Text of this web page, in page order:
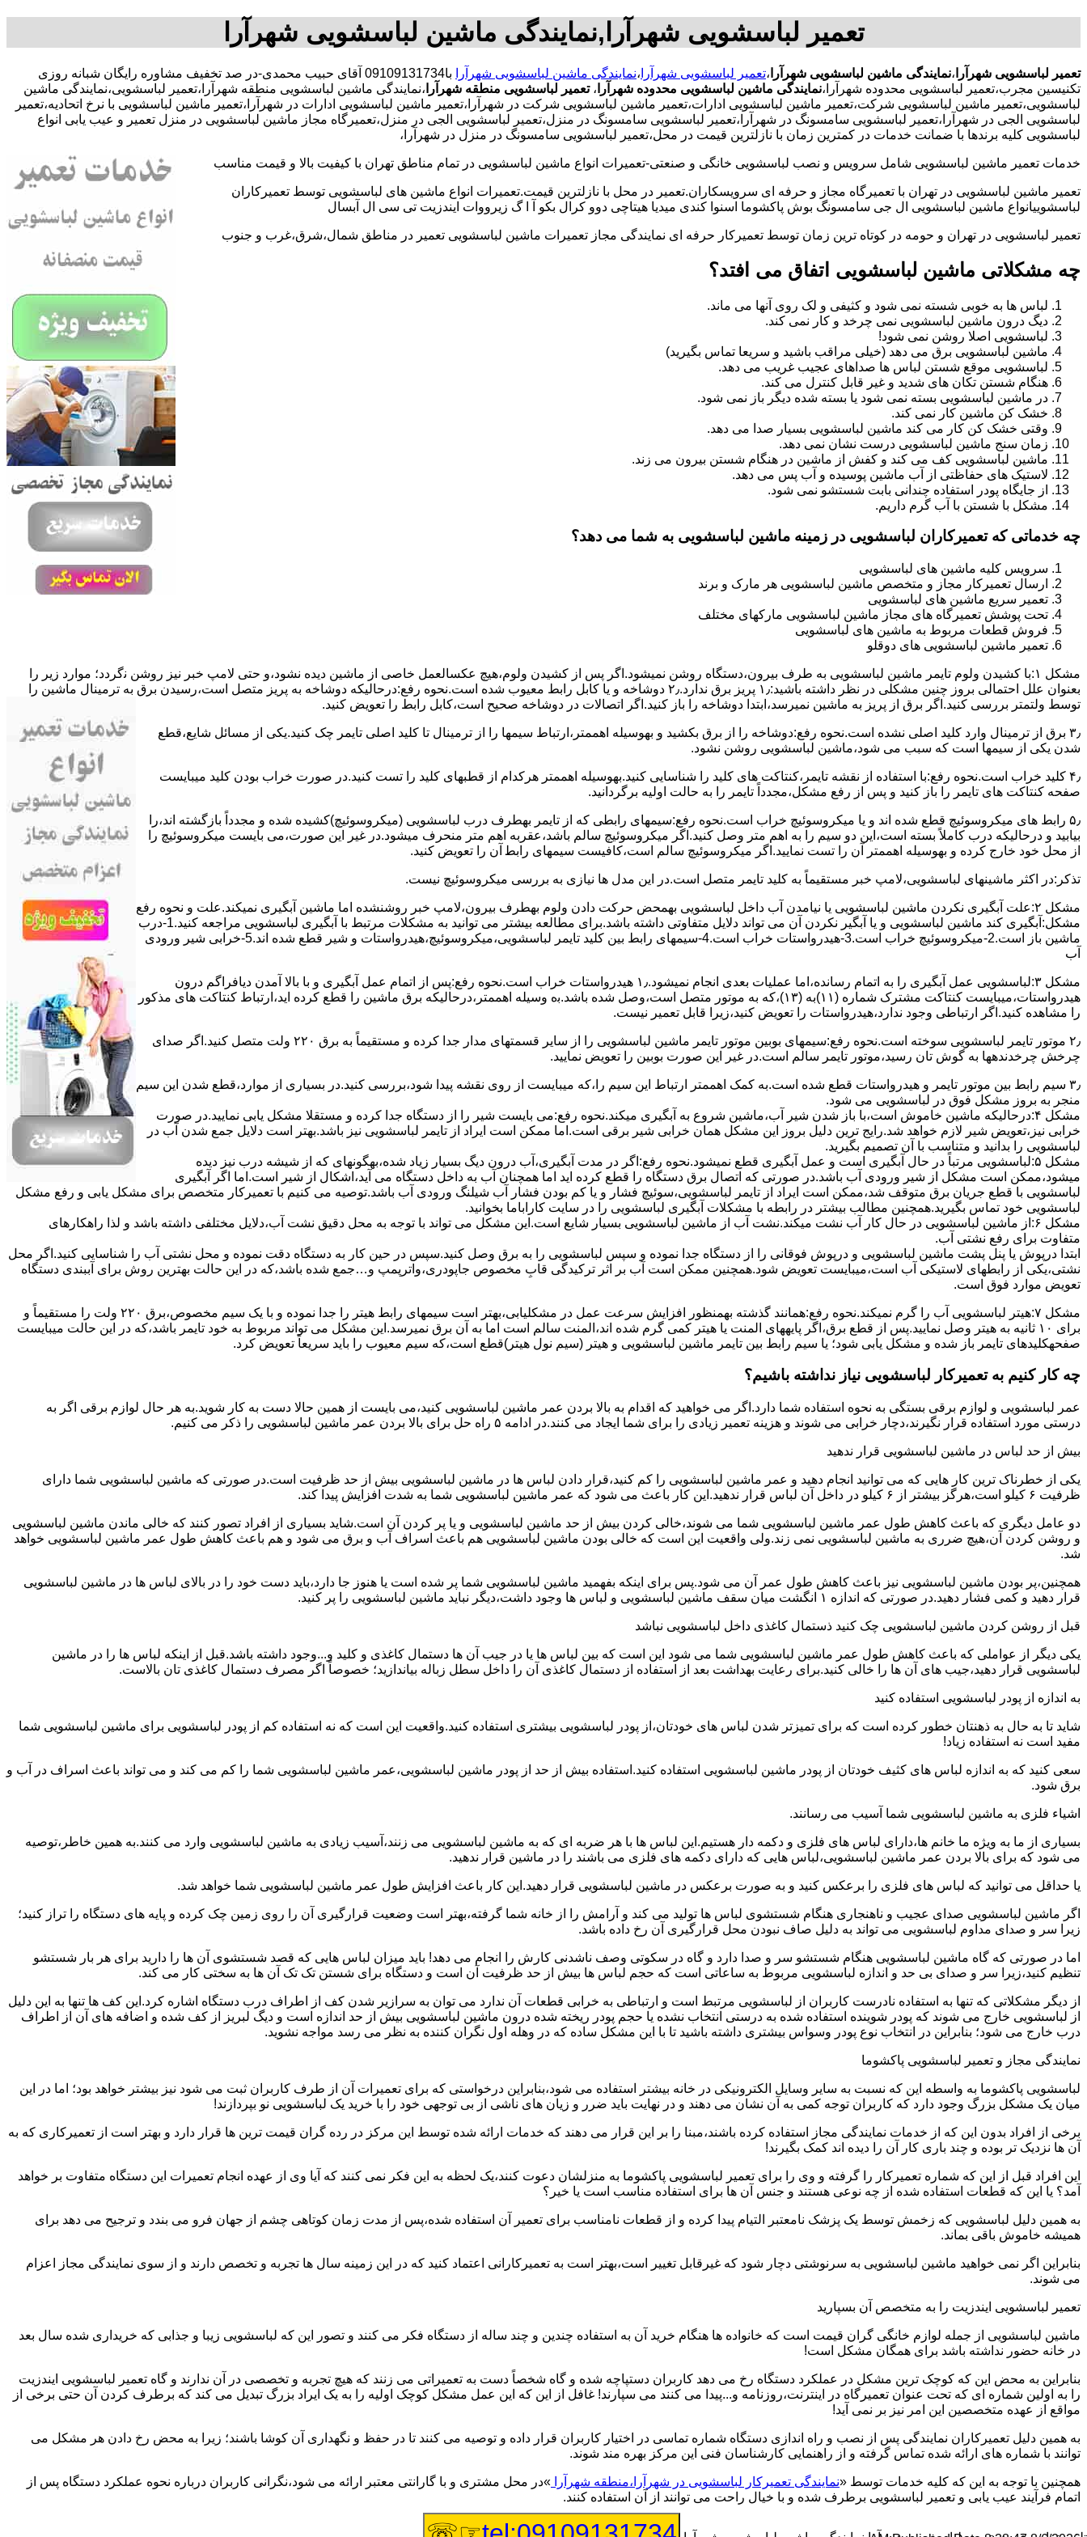
تعمیر لباسشویی شهرآرا,نمایندگی ماشین لباسشویی شهرآرا
تعمیر لباسشویی شهرآرا ،نمایندگی ماشین لباسشویی شهرآرا ،تعمیر لباسشویی شهرآرا ،نمایندگی ماشین لباسشویی شهرآرا
با09109131734 آقای حبیب محمدی-در صد تخفیف مشاوره رایگان شبانه روزی
تکنیسین مجرب،تعمیر لباسشویی محدوده شهرآرا،نمایندگی ماشین لباسشویی محدوده شهرآرا ، تعمیر لباسشویی منطقه شهرآرا ،نمایندگی ماشین لباسشویی منطقه شهرآرا،تعمیر لباسشویی،نمایندگی ماشین
لباسشویی،تعمیر ماشین لباسشویی شرکت،تعمیر ماشین لباسشویی ادارات،تعمیر ماشین لباسشویی شرکت در شهرآرا،تعمیر ماشین لباسشویی ادارات در شهرآرا،تعمیر ماشین لباسشویی با نرخ اتحادیه،تعمیر
لباسشویی الجی در شهرآرا،تعمیر لباسشویی سامسونگ در شهرآرا،تعمیر لباسشویی سامسونگ در منزل،تعمیر لباسشویی الجی در منزل،تعمیرگاه مجاز ماشین لباسشویی در منزل تعمیر و عیب یابی انواع
لباسشویی کلیه برندها با ضمانت خدمات در کمترین زمان با نازلترین قیمت در محل،تعمیر لباسشویی سامسونگ در منزل در شهرآرا،
خدمات تعمیر ماشین لباسشویی شامل سرویس و نصب لباسشویی خانگی و صنعتی-تعمیرات انواع ماشین لباسشویی در تمام مناطق تهران با کیفیت بالا و قیمت مناسب
تعمیر ماشین لباسشویی در تهران با تعمیرگاه مجاز و حرفه ای سرویسکاران.تعمیر در محل با نازلترین قیمت.تعمیرات انواع ماشین های لباسشویی توسط تعمیرکاران
لباسشوییانواع ماشین لباسشویی ال جی سامسونگ بوش پاکشوما اسنوا کندی میدیا هیتاچی دوو کرال بکو آ ا گ زیرووات ایندزیت تی سی ال آبسال
تعمیر لباسشویی در تهران و حومه در کوتاه ترین زمان توسط تعمیرکار حرفه ای نمایندگی مجاز تعمیرات ماشین لباسشویی تعمیر در مناطق شمال،شرق،غرب و جنوب
چه مشکلاتی ماشین لباسشویی اتفاق می افتد؟
لباس ها به خوبی شسته نمی شود و کثیفی و لک روی آنها می ماند.
دیگ درون ماشین لباسشویی نمی چرخد و کار نمی کند.
لباسشویی اصلا روشن نمی شود!
ماشین لباسشویی برق می دهد (خیلی مراقب باشید و سریعا تماس بگیرید)
لباسشویی موقع شستن لباس ها صداهای عجیب غریب می دهد.
هنگام شستن تکان های شدید و غیر قابل کنترل می کند.
در ماشین لباسشویی بسته نمی شود یا بسته شده دیگر باز نمی شود.
خشک کن ماشین کار نمی کند.
وقتی خشک کن کار می کند ماشین لباسشویی بسیار صدا می دهد.
زمان سنج ماشین لباسشویی درست نشان نمی دهد.
ماشین لباسشویی کف می کند و کفش از ماشین در هنگام شستن بیرون می زند.
لاستیک های حفاظتی از آب ماشین پوسیده و آب پس می دهد.
از جایگاه پودر استفاده چندانی بابت شستشو نمی شود.
مشکل با شستن با آب گرم داریم.
چه خدماتی که تعمیرکاران لباسشویی در زمینه ماشین لباسشویی به شما می دهد؟
سرویس کلیه ماشین های لباسشویی
ارسال تعمیرکار مجاز و متخصص ماشین لباسشویی هر مارک و برند
تعمیر سریع ماشین های لباسشویی
تحت پوشش تعمیرگاه های مجاز ماشین لباسشویی مارکهای مختلف
فروش قطعات مربوط به ماشین های لباسشویی
تعمیر ماشین لباسشویی های دوقلو
مشکل ۱:ﺑﺎ ﮐﺸﯿﺪن وﻟﻮم ﺗﺎﯾﻤﺮ ماشین لباسشویی به طرف ﺑﯿﺮون،دستگاه روﺷﻦ نمیشود.اﮔﺮ ﭘﺲ از ﮐﺸﯿﺪن وﻟﻮم،ﻫﯿﭻ عکسالعمل ﺧﺎﺻﯽ از ﻣﺎﺷﯿﻦ دﯾﺪه نشود،و حتی ﻻﻣﭗ ﺧﺒﺮ ﻧﯿﺰ روﺷﻦ ﻧگردد؛ موارد زیر را
بعنوان ﻋﻠﻞ احتمالی بروز چنین مشکلی در نظر داشته باشید:۱٫ ﭘﺮﯾﺰ ﺑﺮق ﻧﺪارد.۲٫ دوﺷﺎﺧﻪ و ﯾﺎ ﮐﺎﺑﻞ راﺑﻂ ﻣﻌﯿﻮب ﺷﺪه است.نحوه رفع:درحالیکه دوﺷﺎﺧﻪ ﺑﻪ ﭘﺮﯾﺰ ﻣﺘﺼﻞ اﺳﺖ،رﺳﯿﺪن ﺑﺮق ﺑﻪ ﺗﺮﻣﯿﻨﺎل ﻣﺎﺷﯿﻦ را
ﺗﻮﺳﻂ ولتمتر بررسی ﮐﻨﯿﺪ.اﮔﺮ ﺑﺮق از ﭘﺮﯾﺰ ﺑﻪ ﻣﺎﺷﯿﻦ نمیرسد،اﺑﺘﺪا دوشاخه را باز کنید.اﮔﺮ اﺗﺼﺎﻻت در دوشاخه ﺻﺤﯿﺢ اﺳﺖ،ﮐﺎﺑﻞ راﺑﻂ را ﺗﻌﻮﯾﺾ کنید.
۳٫ ﺑﺮق از ﺗﺮﻣﯿﻨﺎل وارد ﮐﻠﯿﺪ اﺻﻠﯽ ﻧﺸﺪه است.نحوه رﻓﻊ:دوشاخه را از ﺑﺮق بکشید و بهوسیله اهممتر،ارﺗﺒﺎط سیمها را از ﺗﺮﻣﯿﻨﺎل ﺗﺎ ﮐﻠﯿﺪ اﺻﻠﯽ ﺗﺎﯾﻤﺮ چک کنید.یکی از مسائل شایع،ﻗﻄﻊ
شدن ﯾﮑﯽ از سیمها است که سبب می شود،ﻣﺎﺷﯿﻦ لباسشویی روﺷﻦ نشود.
۴٫ ﮐﻠﯿﺪ ﺧﺮاب اﺳﺖ.نحوه رفع:ﺑﺎ اﺳﺘﻔﺎده از ﻧﻘﺸﻪ ﺗﺎﯾﻤﺮ،ﮐﻨﺘﺎﮐﺖ ﻫﺎی ﮐﻠﯿﺪ را ﺷﻨﺎﺳﺎﯾﯽ کنید.بهوسیله اهممتر هرکدام از قطبهای ﮐﻠﯿﺪ را ﺗﺴﺖ ﮐﻨﯿﺪ.در ﺻﻮرت ﺧﺮاب ﺑﻮدن ﮐﻠﯿﺪ میبایست
ﺻﻔﺤﻪ ﮐﻨﺘﺎﮐﺖ ﻫﺎی ﺗﺎﯾﻤﺮ را باز کنید و ﭘﺲ از رﻓﻊ مشکل،مجدداً ﺗﺎﯾﻤﺮ را به حالت اوﻟﯿﻪ برگردانید.
۵٫ رابط های ﻣﯿﮑﺮوﺳﻮﺋﯿﭻ ﻗﻄﻊ شده اند و ﯾﺎ ﻣﯿﮑﺮوﺳﻮﺋﯿﭻ ﺧﺮاب اﺳﺖ.نحوه رفع:سیمهای راﺑﻄﯽ ﮐﻪ از ﺗﺎﯾﻤﺮ بهطرف درب لباسشویی (ﻣﯿﮑﺮوﺳﻮﺋﯿﭻ)کشیده شده و مجدداً بازگشته اند،را
ﺑﯿﺎﺑﯿﺪ و درحالیکه درب کاملاً ﺑﺴﺘﻪ اﺳﺖ،اﯾﻦ دو ﺳﯿﻢ را ﺑﻪ اﻫﻢ ﻣﺘﺮ وصل کنید.اﮔﺮ ﻣﯿﮑﺮوﺳﻮﺋﯿﭻ ﺳﺎﻟﻢ ﺑﺎﺷﺪ،ﻋﻘﺮﺑﻪ اهم متر ﻣﻨﺤﺮف میشود.در ﻏﯿﺮ اﯾﻦ ﺻﻮرت،می بایست ﻣﯿﮑﺮوﺳﻮﺋﯿﭻ را
از ﻣﺤﻞ خود ﺧﺎرج کرده و بهوسیله اهممتر آن را ﺗﺴﺖ ﻧﻤﺎﯾﯿﺪ.اﮔﺮ ﻣﯿﮑﺮوﺳﻮﺋﯿﭻ ﺳﺎﻟﻢ اﺳﺖ،ﮐﺎﻓﯿﺴﺖ سیمهای راﺑﻄ آن را ﺗﻌﻮﯾﺾ کنید.
ﺗﺬﮐﺮ:در اﮐﺜﺮ ماشینهای لباسشویی،ﻻﻣﭗ ﺧﺒﺮ مستقیماً ﺑﻪ ﮐﻠﯿﺪ ﺗﺎﯾﻤﺮ ﻣﺘﺼﻞ اﺳﺖ.در اﯾﻦ مدل ها ﻧﯿﺎزی ﺑﻪ بررسی ﻣﯿﮑﺮوﺳﻮﺋﯿﭻ نیست.
مشکل ۲:علت آبگیری نکردن ماشین لباسشویی یا نیامدن آب داخل لباسشویی بهمحض ﺣﺮﮐﺖ دادن وﻟﻮم بهطرف ﺑﯿﺮون،ﻻﻣﭗ ﺧﺒﺮ روشنشده اﻣﺎ ﻣﺎﺷﯿﻦ آﺑﮕﯿﺮی نمیکند.ﻋﻠﺖ و نحوه رﻓﻊ
مشکل:آبگیری کند ماشین لباسشویی و یا آبگیر نکردن آن می تواند دلایل متفاوتی داشته باشد.برای مطالعه بیشتر می توانید به مشکلات مرتبط با آبگیری لباسشویی مراجعه کنید.1-درب
ﻣﺎﺷﯿﻦ ﺑﺎز اﺳﺖ.2-ﻣﯿﮑﺮوﺳﻮﺋﯿﭻ ﺧﺮاب اﺳﺖ.3-ﻫﯿﺪرواﺳﺘﺎت ﺧﺮاب اﺳﺖ.4-سیمهای راﺑﻂ ﺑﯿﻦ ﮐﻠﯿﺪ ﺗﺎﯾﻤﺮ لباسشویی،ﻣﯿﮑﺮوﺳﻮﺋﯿﭻ،ﻫﯿﺪرواﺳﺘﺎت و ﺷﯿﺮ ﻗﻄﻊ ﺷﺪه اند.5-خرابی شیر ورودی
آب
مشکل ۳:لباسشویی ﻋﻤﻞ آﺑﮕﯿﺮی را ﺑﻪ اﺗﻤﺎم رﺳﺎﻧﺪه،اﻣﺎ ﻋﻤﻠﯿﺎت ﺑﻌﺪی اﻧﺠﺎم نمیشود.۱٫ ﻫﯿﺪرواﺳﺘﺎت ﺧﺮاب اﺳﺖ.نحوه رﻓﻊ:ﭘﺲ از اﺗﻤﺎم عمل آﺑﮕﯿﺮی و ﺑﺎ ﺑﺎﻻ آﻣﺪن دﯾﺎﻓﺮاﮔﻢ درون
ﻫﯿﺪرواﺳﺘﺎت،میبایست ﮐﻨﺘﺎﮐﺖ ﻣﺸﺘﺮک شماره (۱۱)به (۱۳)،ﮐﻪ ﺑﻪ ﻣﻮﺗﻮر ﻣﺘﺼﻞ اﺳﺖ،وﺻﻞ ﺷﺪه ﺑﺎﺷﺪ.ﺑه وسیله اهممتر،درحالیکه ﺑﺮق ﻣﺎﺷﯿﻦ را ﻗﻄﻊ کرده اید،ارﺗﺒﺎط ﮐﻨﺘﺎﮐﺖ ﻫﺎی ﻣﺬﮐﻮر
را ﻣﺸﺎﻫﺪه کنید.اﮔﺮ ارﺗﺒﺎطی وجود ندارد،ﻫﯿﺪرواﺳﺘﺎت را ﺗﻌﻮﯾﺾ ﮐﻨﯿﺪ،زﯾﺮا قابل ﺗﻌﻤﯿﺮ نیست.
۲٫ ﻣﻮﺗﻮر ﺗﺎﯾﻤﺮ لباسشویی ﺳﻮﺧﺘﻪ اﺳﺖ.نحوه رﻓﻊ:سیمهای ﺑﻮﺑﯿﻦ ﻣﻮﺗﻮر ﺗﺎﯾﻤﺮ ماشین لباسشویی را از ﺳﺎﯾﺮ قسمتهای ﻣﺪار ﺟﺪا کرده و مستقیماً ﺑﻪ برق ۲۲۰ وﻟﺖ ﻣﺘﺼﻞ کنید.اﮔﺮ ﺻﺪای
ﭼﺮﺧﺶ چرخدندهها به گوش تان رﺳﯿﺪ،ﻣﻮﺗﻮر ﺗﺎﯾﻤﺮ ﺳﺎﻟﻢ اﺳﺖ.در ﻏﯿﺮ اﯾﻦ ﺻﻮرت ﺑﻮﺑﯿﻦ را ﺗﻌﻮﯾﺾ ﻧﻤﺎﯾﯿﺪ.
۳٫ ﺳﯿﻢ راﺑﻂ ﺑﯿﻦ ﻣﻮﺗﻮر ﺗﺎﯾﻤﺮ و ﻫﯿﺪرواﺳﺘﺎت ﻗﻄﻊ ﺷﺪه اﺳﺖ.به کمک اهممتر ارﺗﺒﺎط اﯾﻦ ﺳﯿﻢ را،ﮐﻪ میبایست از روی ﻧﻘﺸﻪ ﭘﯿﺪا ﺷﻮد،بررسی ﮐﻨﯿﺪ.در ﺑﺴﯿﺎری از موارد،ﻗﻄﻊ ﺷﺪن اﯾﻦ ﺳﯿﻢ
ﻣﻨﺠﺮ ﺑﻪ ﺑﺮوز مشکل ﻓﻮق در لباسشویی می شود.
مشکل ۴:درحالیکه ﻣﺎﺷﯿﻦ ﺧﺎﻣﻮش اﺳﺖ،ﺑﺎ ﺑﺎز ﺷﺪن ﺷﯿﺮ آب،ﻣﺎﺷﯿﻦ ﺷﺮوع ﺑﻪ آﺑﮕﯿﺮی میکند.نحوه رﻓﻊ:می بایست ﺷﯿﺮ را از دستگاه جدا کرده و مستقلا مشکل یابی نمایید.در صورت
خرابی نیز،تعویض شیر لازم خواهد شد.رایج ترین دلیل بروز این مشکل همان خرابی شیر برقی است.اما ممکن است ایراد از تایمر لباسشویی نیز باشد.بهتر است دلایل جمع شدن آب در
لباسشویی را بدانید و متناسب با آن تصمیم بگیرید.
مشکل ۵:لباسشویی مرتباً در ﺣﺎل آﺑﮕﯿﺮی اﺳﺖ و ﻋﻤﻞ آﺑﮕﯿﺮی ﻗﻄﻊ نمیشود.نحوه رﻓﻊ:اﮔﺮ در ﻣﺪت آﺑﮕﯿﺮی،آب درون دﯾﮓ ﺑﺴﯿﺎر زﯾﺎد ﺷﺪه،بهگونهای ﮐﻪ از ﺷﯿﺸﻪ درب ﻧﯿﺰ دﯾﺪه
میشود،ممکن است مشکل از شیر ورودی آب باشد.در صورتی که اتصال برق دستگاه را قطع کرده اید اما همچنان آب به داخل دستگاه می آید،اشکال از شیر است.اما اگر آبگیری
لباسشویی با قطع جریان برق متوقف شد،ممکن است ایراد از تایمر لباسشویی،سوئیچ فشار و یا کم بودن فشار آب شیلنگ ورودی آب باشد.توصیه می کنیم با تعمیرکار متخصص برای مشکل یابی و رفع مشکل
لباسشویی خود تماس بگیرید.همچنین مطالب بیشتر در رابطه با مشکلات آبگیری لباسشویی را در سایت کاراباما بخوانید.
مشکل ۶:از ﻣﺎﺷﯿﻦ لباسشویی در ﺣﺎل ﮐﺎر آب ﻧﺸﺖ میکند.نشت آب از ماشین لباسشویی بسیار شایع است.این مشکل می تواند با توجه به محل دقیق نشت آب،دلایل مختلفی داشته باشد و لذا راهکارهای
متفاوت برای رفع نشتی آب.
ابتدا درپوش یا پنل ﭘﺸﺖ ﻣﺎﺷﯿﻦ لباسشویی و درپوش ﻓﻮﻗﺎﻧﯽ را از دستگاه ﺟﺪا ﻧﻤﻮده و ﺳﭙﺲ لباسشویی را ﺑﻪ ﺑﺮق وصل ﮐﻨﯿﺪ.سپس در حین کار به دستگاه دقت نموده و ﻣﺤﻞ نشتی آب را ﺷﻨﺎﺳﺎﯾﯽ کنید.اﮔﺮ ﻣﺤﻞ
نشتی،ﯾﮑﯽ از رابطهای ﻻﺳﺘﯿﮑﯽ آب اﺳﺖ،میبایست ﺗﻌﻮﯾﺾ شود.همچنین ﻣﻤﮑﻦ اﺳﺖ آب بر اثر ﺗﺮﮐﯿﺪﮔﯽ قابِ ﻣﺨﺼﻮص ﺟﺎﭘﻮدری،واترپمپ و…جمع شده ﺑﺎﺷﺪ،ﮐﻪ در این حالت بهترین روش برای آببندی دستگاه
ﺗﻌﻮﯾﺾ ﻣﻮارد ﻓﻮق اﺳﺖ.
مشکل ۷:ﻫﯿﺘﺮ لباسشویی آب را ﮔﺮم نمیکند.نحوه رﻓﻊ:ﻫﻤﺎﻧﻨﺪ ﮔﺬﺷﺘﻪ بهمنظور اﻓﺰاﯾﺶ ﺳﺮﻋﺖ ﻋﻤﻞ در مشکلیابی،بهتر است سیمهای راﺑﻂ ﻫﯿﺘﺮ را ﺟﺪا ﻧﻤﻮده و ﺑﺎ ﯾﮏ ﺳﯿﻢ ﻣﺨﺼﻮص،برق ۲۲۰ ولت را مستقیماً و
برای ۱۰ ﺛﺎﻧﯿﻪ ﺑﻪ ﻫﯿﺘﺮ وصل نمایید.ﭘﺲ از ﻗﻄﻊ ﺑﺮق،اﮔﺮ پایههای اﻟﻤﻨﺖ یا هیتر کمی ﮔﺮم ﺷﺪه اند،اﻟﻤﻨﺖ ﺳﺎﻟﻢ است اما ﺑﻪ آن ﺑﺮق نمیرسد.اﯾﻦ ﻣﺸﮑﻞ می تواند مربوط به ﺧﻮد ﺗﺎﯾﻤﺮ باشد،ﮐﻪ در این حالت میبایست
صفحهکلیدهای ﺗﺎﯾﻤﺮ باز شده و مشکل یابی شود؛ ﯾﺎ ﺳﯿﻢ راﺑﻂ ﺑﯿﻦ ﺗﺎﯾﻤﺮ ماشین لباسشویی و ﻫﯿﺘﺮ (سیم ﻧﻮل ﻫﯿﺘﺮ)ﻗﻄﻊ اﺳﺖ،ﮐﻪ ﺳﯿﻢ ﻣﻌﯿﻮب را ﺑﺎﯾﺪ سریعاً ﺗﻌﻮﯾﺾ کرد.
چه کار کنیم به تعمیرکار لباسشویی نیاز نداشته باشیم؟
عمر لباسشویی و لوازم برقی بستگی به نحوه استفاده شما دارد.اگر می خواهید که اقدام به بالا بردن عمر ماشین لباسشویی کنید،می بایست از همین حالا دست به کار شوید.به هر حال لوازم برقی اگر به
درستی مورد استفاده قرار نگیرند،دچار خرابی می شوند و هزینه تعمیر زیادی را برای شما ایجاد می کنند.در ادامه ۵ راه حل برای بالا بردن عمر ماشین لباسشویی را ذکر می کنیم.
بیش از حد لباس در ماشین لباسشویی قرار ندهید
یکی از خطرناک ترین کار هایی که می توانید انجام دهید و عمر ماشین لباسشویی را کم کنید،قرار دادن لباس ها در ماشین لباسشویی بیش از حد ظرفیت است.در صورتی که ماشین لباسشویی شما دارای
ظرفیت ۶ کیلو است،هرگز بیشتر از ۶ کیلو در داخل آن لباس قرار ندهید.این کار باعث می شود که عمر ماشین لباسشویی شما به شدت افزایش پیدا کند.
دو عامل دیگری که باعث کاهش طول عمر ماشین لباسشویی شما می شوند،خالی کردن بیش از حد ماشین لباسشویی و یا پر کردن آن است.شاید بسیاری از افراد تصور کنند که خالی ماندن ماشین لباسشویی
و روشن کردن آن،هیچ ضرری به ماشین لباسشویی نمی زند.ولی واقعیت این است که خالی بودن ماشین لباسشویی هم باعث اسراف آب و برق می شود و هم باعث کاهش طول عمر ماشین لباسشویی خواهد
شد.
همچنین،پر بودن ماشین لباسشویی نیز باعث کاهش طول عمر آن می شود.پس برای اینکه بفهمید ماشین لباسشویی شما پر شده است یا هنوز جا دارد،باید دست خود را در بالای لباس ها در ماشین لباسشویی
قرار دهید و کمی فشار دهید.در صورتی که اندازه ۱ انگشت میان سقف ماشین لباسشویی و لباس ها وجود داشت،دیگر نباید ماشین لباسشویی را پر کنید.
قبل از روشن کردن ماشین لباسشویی چک کنید ذستمال کاغذی داخل لباسشویی نباشد
یکی دیگر از عواملی که باعث کاهش طول عمر ماشین لباسشویی شما می شود این است که بین لباس ها یا در جیب آن ها دستمال کاغذی و کلید و...وجود داشته باشد.قبل از اینکه لباس ها را در ماشین
لباسشویی قرار دهید،جیب های آن ها را خالی کنید.برای رعایت بهداشت بعد از استفاده از دستمال کاغذی آن را داخل سطل زباله بیاندازید؛ خصوصاً اگر مصرف دستمال کاغذی تان بالاست.
به اندازه از پودر لباسشویی استفاده کنید
شاید تا به حال به ذهنتان خطور کرده است که برای تمیزتر شدن لباس های خودتان،از پودر لباسشویی بیشتری استفاده کنید.واقعیت این است که نه استفاده کم از پودر لباسشویی برای ماشین لباسشویی شما
مفید است نه استفاده زیاد!
سعی کنید که به اندازه لباس های کثیف خودتان از پودر ماشین لباسشویی استفاده کنید.استفاده بیش از حد از پودر ماشین لباسشویی،عمر ماشین لباسشویی شما را کم می کند و می تواند باعث اسراف در آب و
برق شود.
اشیاء فلزی به ماشین لباسشویی شما آسیب می رسانند.
بسیاری از ما به ویژه ما خانم ها،دارای لباس های فلزی و دکمه دار هستیم.این لباس ها با هر ضربه ای که به ماشین لباسشویی می زنند،آسیب زیادی به ماشین لباسشویی وارد می کنند.به همین خاطر،توصیه
می شود که برای بالا بردن عمر ماشین لباسشویی،لباس هایی که دارای دکمه های فلزی می باشند را در ماشین قرار ندهید.
یا حداقل می توانید که لباس های فلزی را برعکس کنید و به صورت برعکس در ماشین لباسشویی قرار دهید.این کار باعث افزایش طول عمر ماشین لباسشویی شما خواهد شد.
اگر ماشین لباسشویی صدای عجیب و ناهنجاری هنگام شستشوی لباس ها تولید می کند و آرامش را از خانه شما گرفته،بهتر است وضعیت قرارگیری آن را روی زمین چک کرده و پایه های دستگاه را تراز کنید؛
زیرا سر و صدای مداوم لباسشویی می تواند به دلیل صاف نبودن محل قرارگیری آن رخ داده باشد.
اما در صورتی که گاه ماشین لباسشویی هنگام شستشو سر و صدا دارد و گاه در سکوتی وصف ناشدنی کارش را انجام می دهد! باید میزان لباس هایی که قصد شستشوی آن ها را دارید برای هر بار شستشو
تنظیم کنید،زیرا سر و صدای بی حد و اندازه لباسشویی مربوط به ساعاتی است که حجم لباس ها بیش از حد ظرفیت آن است و دستگاه برای شستن تک تک آن ها به سختی کار می کند.
از دیگر مشکلاتی که تنها به استفاده نادرست کاربران از لباسشویی مرتبط است و ارتباطی به خرابی قطعات آن ندارد می توان به سرازیر شدن کف از اطراف درب دستگاه اشاره کرد.این کف ها تنها به این دلیل
از لباسشویی خارج می شوند که پودر شوینده استفاده شده به درستی انتخاب نشده یا حجم پودر ریخته شده درون ماشین لباسشویی بیش از حد اندازه است و دیگ لبریز از کف شده و اضافه های آن از اطراف
درب خارج می شود؛ بنابراین در انتخاب نوع پودر وسواس بیشتری داشته باشید تا با این مشکل ساده که در وهله اول نگران کننده به نظر می رسد مواجه نشوید.
نمایندگی مجاز و تعمیر لباسشویی پاکشوما
لباسشویی پاکشوما به واسطه این که نسبت به سایر وسایل الکترونیکی در خانه بیشتر استفاده می شود،بنابراین درخواستی که برای تعمیرات آن از طرف کاربران ثبت می شود نیز بیشتر خواهد بود؛ اما در این
میان یک مشکل بزرگ وجود دارد که کاربران توجه کمی به آن نشان می دهند و در نهایت باید ضرر و زیان های ناشی از بی توجهی خود را با خرید یک لباسشویی نو بپردازند!
برخی از افراد بدون این که از خدمات نمایندگی مجاز استفاده کرده باشند،مبنا را بر این قرار می دهند که خدمات ارائه شده توسط این مرکز در رده گران قیمت ترین ها قرار دارد و بهتر است از تعمیرکاری که به
آن ها نزدیک تر بوده و چند باری کار آن را دیده اند کمک بگیرند!
این افراد قبل از این که شماره تعمیرکار را گرفته و وی را برای تعمیر لباسشویی پاکشوما به منزلشان دعوت کنند،یک لحظه به این فکر نمی کنند که آیا وی از عهده انجام تعمیرات این دستگاه متفاوت بر خواهد
آمد؟ یا این که قطعات استفاده شده از چه نوعی هستند و جنس آن ها برای استفاده مناسب است یا خیر؟
به همین دلیل لباسشویی که زخمش توسط یک پزشک نامعتبر التیام پیدا کرده و از قطعات نامناسب برای تعمیر آن استفاده شده،پس از مدت زمان کوتاهی چشم از جهان فرو می بندد و ترجیح می دهد برای
همیشه خاموش باقی بماند.
بنابراین اگر نمی خواهید ماشین لباسشویی به سرنوشتی دچار شود که غیرقابل تغییر است،بهتر است به تعمیرکارانی اعتماد کنید که در این زمینه سال ها تجربه و تخصص دارند و از سوی نمایندگی مجاز اعزام
می شوند.
تعمیر لباسشویی ایندزیت را به متخصص آن بسپارید
ماشین لباسشویی از جمله لوازم خانگی گران قیمت است که خانواده ها هنگام خرید آن به استفاده چندین و چند ساله از دستگاه فکر می کنند و تصور این که لباسشویی زیبا و جذابی که خریداری شده سال بعد
در خانه حضور نداشته باشد برای همگان مشکل است!
بنابراین به محض این که کوچک ترین مشکل در عملکرد دستگاه رخ می دهد کاربران دستپاچه شده و گاه شخصاً دست به تعمیراتی می زنند که هیچ تجربه و تخصصی در آن ندارند و گاه تعمیر لباسشویی ایندزیت
را به اولین شماره ای که تحت عنوان تعمیرگاه در اینترنت،روزنامه و...پیدا می کنند می سپارند! غافل از این که این عمل مشکل کوچک اولیه را به یک ایراد بزرگ تبدیل می کند که برطرف کردن آن حتی برخی از
مواقع از عهده متخصصین این امر نیز بر نمی آید!
به همین دلیل تعمیرکاران نمایندگی پس از نصب و راه اندازی دستگاه شماره تماسی در اختیار کاربران قرار داده و توصیه می کنند تا در حفظ و نگهداری آن کوشا باشند؛ زیرا به محض رخ دادن هر مشکل می
توانند با شماره های ارائه شده تماس گرفته و از راهنمایی کارشناسان فنی این مرکز بهره مند شوند.
همچنین با توجه به این که کلیه خدمات توسط «نمایندگی تعمیرکار لباسشویی در شهرآرا،منطقه شهرآرا »در محل مشتری و با گارانتی معتبر ارائه می شود،نگرانی کاربران درباره نحوه عملکرد دستگاه پس از
اتمام فرآیند عیب یابی و تعمیر لباسشویی برطرف شده و با خیال راحت می توانند از آن استفاده کنند.